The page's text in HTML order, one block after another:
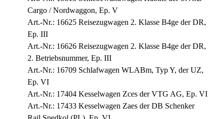
Cargo / Nordwaggon, Ep. V
Art.-Nr.: 16625 Reisezugwagen 2. Klasse B4ge der DR,
Ep. III
Art.-Nr.: 16626 Reisezugwagen 2. Klasse B4ge der DR,
2. Betriebsnummer, Ep. III
Art.-Nr.: 16709 Schlafwagen WLABm, Typ Y, der UZ,
Ep. VI
Art.-Nr.: 17404 Kesselwagen Zces der VTG AG, Ep. VI
Art.-Nr.: 17433 Kesselwagen Zaes der DB Schenker